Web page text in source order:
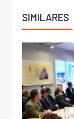
SIMILARES